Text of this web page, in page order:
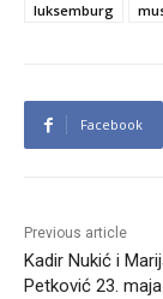
luksemburg
Facebook
Previous article
Kadir Nukić i
Petković 23.